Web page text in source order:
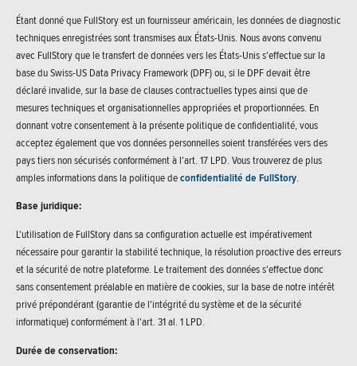
Étant donné que FullStory est un fournisseur américain, les données de diagnostic
techniques enregistrées sont transmises aux États-Unis. Nous avons convenu
avec FullStory que le transfert de données vers les États-Unis s'effectue sur la
base du Swiss-US Data Privacy Framework (DPF) ou, si le DPF devait être
déclaré invalide, sur la base de clauses contractuelles types ainsi que de
mesures techniques et organisationnelles appropriées et proportionnées. En
donnant votre consentement à la présente politique de confidentialité, vous
acceptez également que vos données personnelles soient transférées vers des
pays tiers non sécurisés conformément à l'art. 17 LPD. Vous trouverez de plus
amples informations dans la politique deconfidentialité de FullStory.
Base juridique:
L'utilisation de FullStory dans sa configuration actuelle est impérativement
nécessaire pour garantir la stabilité technique, la résolution proactive des erreurs
et la sécurité de notre plateforme. Le traitement des données s'effectue donc
sans consentement préalable en matière de cookies, sur la base de notre intérêt
privé prépondérant (garantie de l'intégrité du système et de la sécurité
informatique) conformément à l'art. 31 al. 1 LPD.
Durée de conservation: